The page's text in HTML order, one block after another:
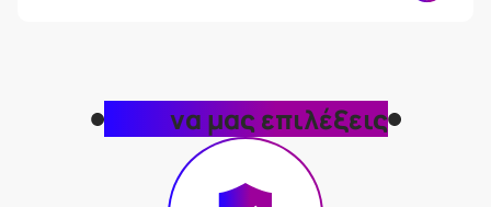
Γιατί να μας επιλέξεις